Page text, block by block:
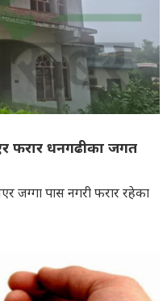
फरार धनगढीका जगत
जग्गा पास नगरी फरार रहेका